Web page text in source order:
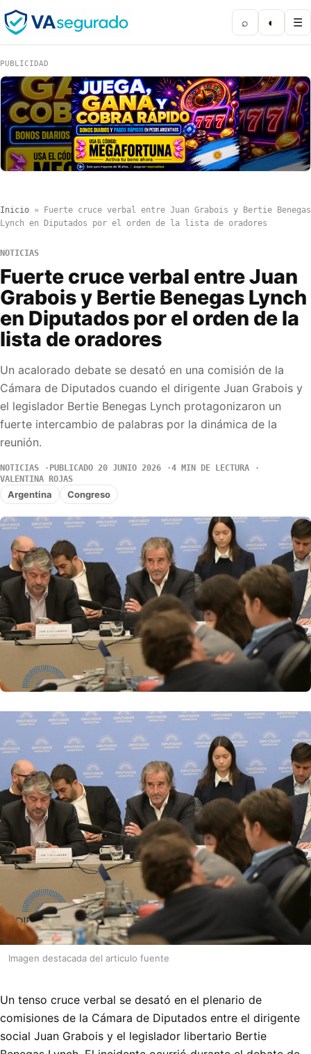
⌕ ◐ ☰
PUBLICIDAD
Inicio »
Fuerte cruce verbal entre Juan Grabois y Bertie Benegas
Lynch en Diputados por el orden de la lista de oradores
NOTICIAS
Fuerte cruce verbal entre Juan
Grabois y Bertie Benegas Lynch
en Diputados por el orden de la
lista de oradores
Un acalorado debate se desató en una comisión de la
Cámara de Diputados cuando el dirigente Juan Grabois y
el legislador Bertie Benegas Lynch protagonizaron un
fuerte intercambio de palabras por la dinámica de la
reunión.
NOTICIAS PUBLICADO 20 JUNIO 2026
4 MIN DE LECTURA
VALENTINA ROJAS
Argentina Congreso
Imagen destacada del articulo fuente
Un tenso cruce verbal se desató en el plenario de
comisiones de la Cámara de Diputados entre el dirigente
social Juan Grabois y el legislador libertario Bertie